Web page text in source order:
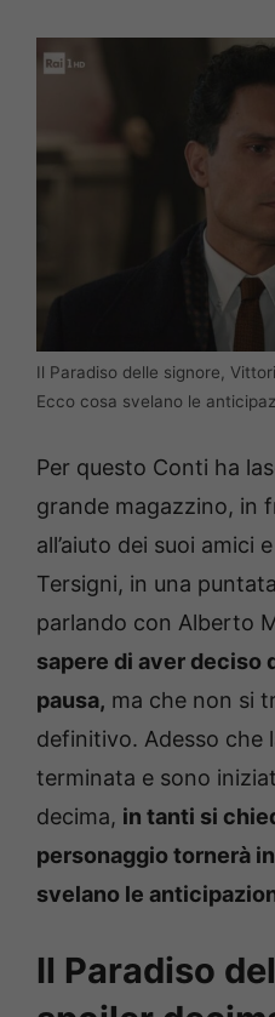
Il Paradiso delle signore,
Ecco cosa svelano le
Per questo Conti ha
grande magazzino, in
all’aiuto dei suoi amici
Tersigni, in una
parlando con Alberto
sapere di aver deciso
pausa, ma che non si
definitivo. Adesso che
terminata e sono
decima, in tanti si
personaggio tornerà
svelano le
Il Paradiso